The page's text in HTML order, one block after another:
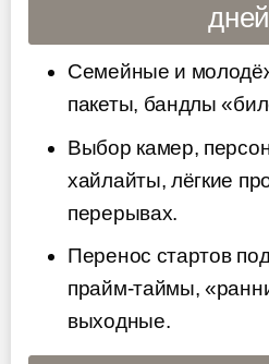
Семейные и
пакеты, бандлы
Выбор камер,
хайлайты, лёгкие
перерывах.
Перенос стартов
прайм-таймы,
выходные.